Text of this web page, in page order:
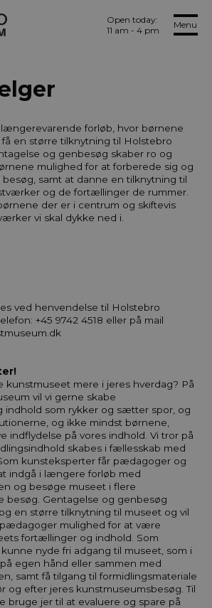
Open today:
11 am - 4 pm
Menu
forløb, hvor børnene
en større tilknytning til Holstebro
og genbesøg skaber ro og
mulighed for at forberede sig og
samt at danne en tilknytning til
og de fortællinger de rummer.
der er i centrum og skiftevis
vi skal dykke ned i.
ved henvendelse til Holstebro
+45 9742 4518 eller på mail
kunstmuseet mere i jeres hverdag? På
vil vi gerne skabe
indhold som rykker og sætter spor, og
og ikke mindst børnene,
indflydelse på vores indhold. Vi tror på
skabes i fællesskab med
kunsteksperter får pædagoger og
indgå i længere forløb med
og besøge museet i flere
besøg. Gentagelse og genbesøg
en større tilknytning til museet og vil
mulighed for at være
fortællinger og indhold. Som
nyde fri adgang til museet, som i
egen hånd eller sammen med
samt få tilgang til formidlingsmateriale
og efter jeres kunstmuseumsbesøg. Til
bruge jer til at evaluere og spare på